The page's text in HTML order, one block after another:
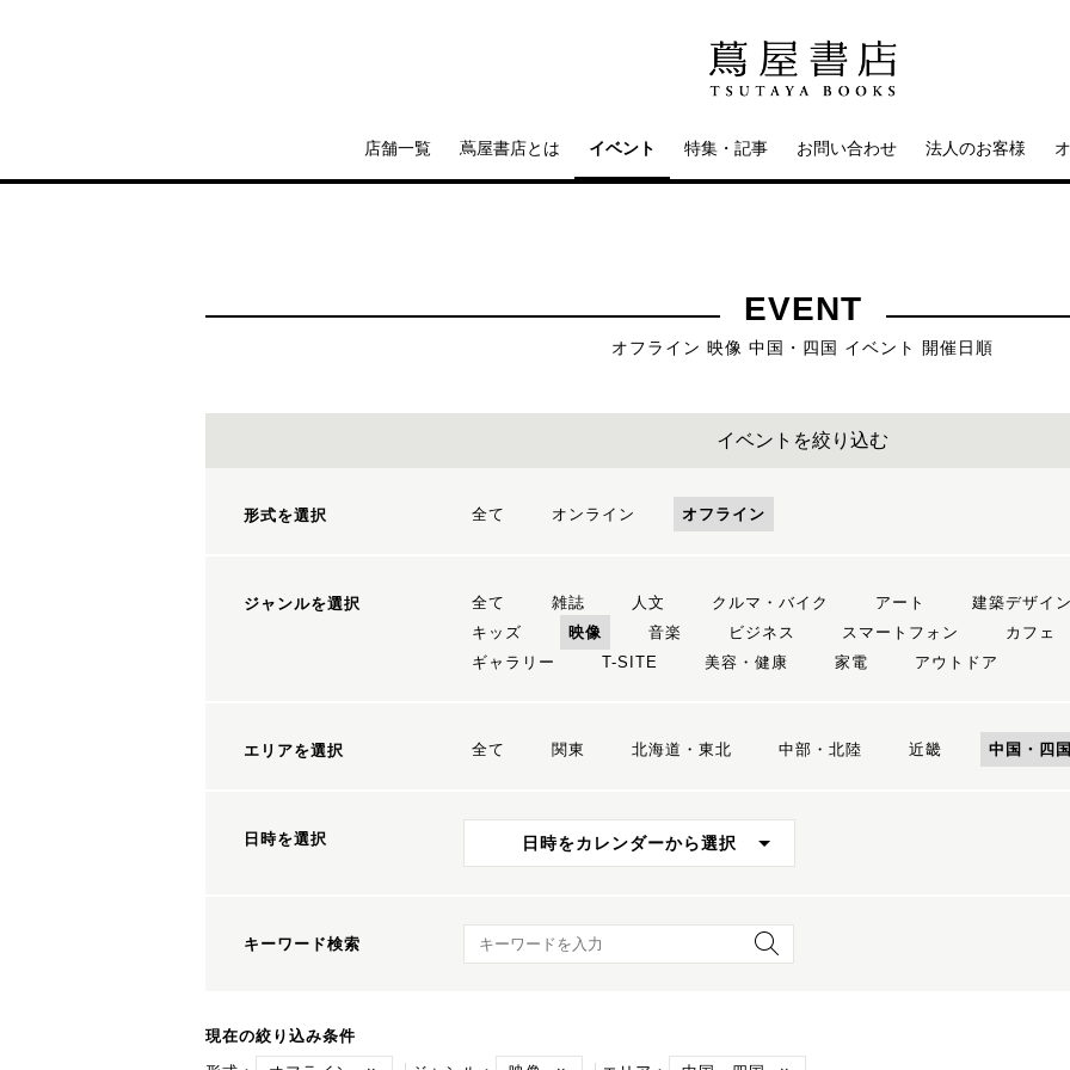
店舗一覧 蔦屋書店とは イベント 特集・記事 お問い合わせ 法人のお客様
EVENT
オフライン 映像 中国・四国 イベント 開催日順
イベントを絞り込む
形式を選択 全て オンライン オフライン
ジャンルを選択 全て 雑誌 人文 クルマ・バイク アート 建築デザイン
キッズ
映像 音楽 ビジネス スマートフォン カフェ
ギャラリー
T-SITE 美容・健康 家電 アウトドア
エリアを選択 全て 関東 北海道・東北 中部・北陸 近畿 中国・四国
日時を選択 日時をカレンダーから選択
キーワード検索 キーワード検索
現在の絞り込み条件